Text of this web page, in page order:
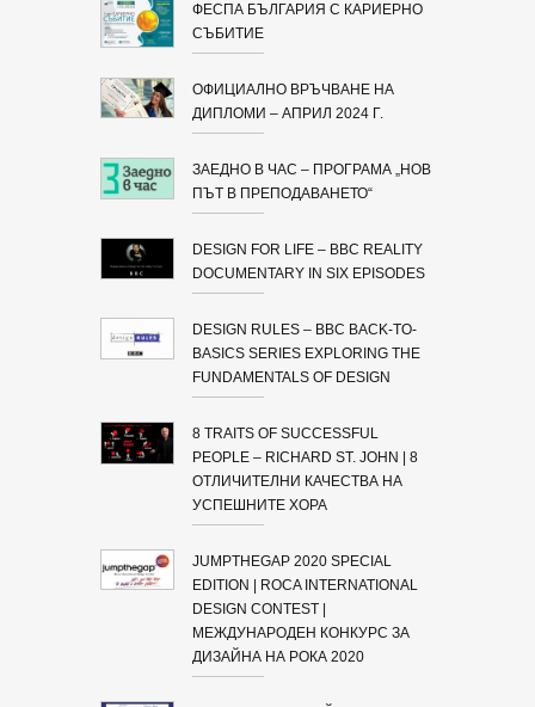
ФЕСПА БЪЛГАРИЯ С КАРИЕРНО
СЪБИТИЕ
ОФИЦИАЛНО ВРЪЧВАНЕ НА
ДИПЛОМИ – АПРИЛ 2024 Г.
ЗАЕДНО В ЧАС – ПРОГРАМА „НОВ
ПЪТ В ПРЕПОДАВАНЕТО“
DESIGN FOR LIFE – BBC REALITY
DOCUMENTARY IN SIX EPISODES
DESIGN RULES – BBC BACK-TO-
BASICS SERIES EXPLORING THE
FUNDAMENTALS OF DESIGN
8 TRAITS OF SUCCESSFUL
PEOPLE – RICHARD ST. JOHN | 8
ОТЛИЧИТЕЛНИ КАЧЕСТВА НА
УСПЕШНИТЕ ХОРА
JUMPTHEGAP 2020 SPECIAL
EDITION | ROCA INTERNATIONAL
DESIGN CONTEST |
МЕЖДУНАРОДЕН КОНКУРС ЗА
ДИЗАЙНА НА РОКА 2020